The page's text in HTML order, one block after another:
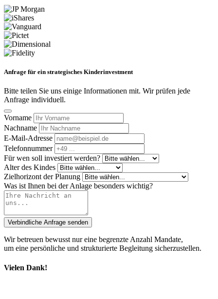
Anfrage für ein strategisches Kinderinvestment
Bitte teilen Sie uns einige Informationen mit. Wir prüfen jede
Anfrage individuell.
Vorname
Nachname
E-Mail-Adresse
Telefonnummer
Für wen soll investiert werden?
Alter des Kindes
Zielhorizont der Planung
Was ist Ihnen bei der Anlage besonders wichtig?
Verbindliche Anfrage senden
Wir betreuen bewusst nur eine begrenzte Anzahl Mandate,
um eine persönliche und strukturierte Begleitung sicherzustellen.
Vielen Dank!